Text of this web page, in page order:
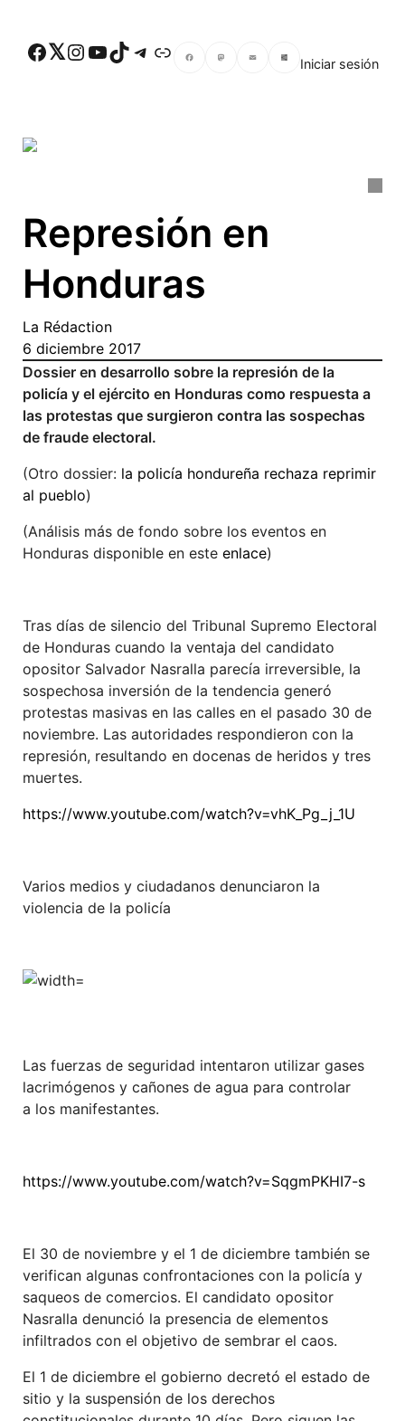
Facebook Twitter Instagram YouTube TikTok Telegram Enlace
Iniciar sesión
Represión en
Honduras
La Rédaction
6 diciembre 2017
Dossier en desarrollo sobre la represión de la
policía y el ejército en Honduras como respuesta a
las protestas que surgieron contra las sospechas
de fraude electoral.
(Otro dossier: la policía hondureña rechaza reprimir
al pueblo)
(Análisis más de fondo sobre los eventos en
Honduras disponible en este enlace)
Tras días de silencio del Tribunal Supremo Electoral
de Honduras cuando la ventaja del candidato
opositor Salvador Nasralla parecía irreversible, la
sospechosa inversión de la tendencia generó
protestas masivas en las calles en el pasado 30 de
noviembre. Las autoridades respondieron con la
represión, resultando en docenas de heridos y tres
muertes.
https://www.youtube.com/watch?v=vhK_Pg_j_1U
Varios medios y ciudadanos denunciaron la
violencia de la policía
Las fuerzas de seguridad intentaron utilizar gases
lacrimógenos y cañones de agua para controlar
a los manifestantes.
https://www.youtube.com/watch?v=SqgmPKHI7-s
El 30 de noviembre y el 1 de diciembre también se
verifican algunas confrontaciones con la policía y
saqueos de comercios. El candidato opositor
Nasralla denunció la presencia de elementos
infiltrados con el objetivo de sembrar el caos.
El 1 de diciembre el gobierno decretó el estado de
sitio y la suspensión de los derechos